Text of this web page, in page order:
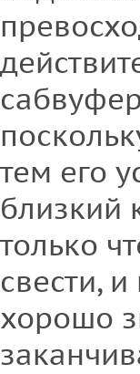
тем его
близкий
только
свести,
хорошо